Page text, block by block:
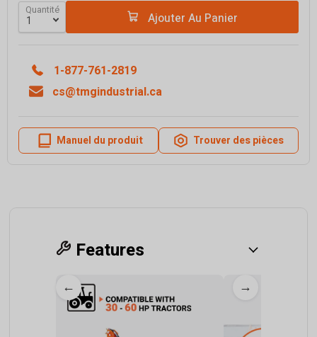
Quantité Ajouter Au Panier
1-877-761-2819
cs@tmgindustrial.ca
Manuel du produit Trouver des pièces
Features
← →